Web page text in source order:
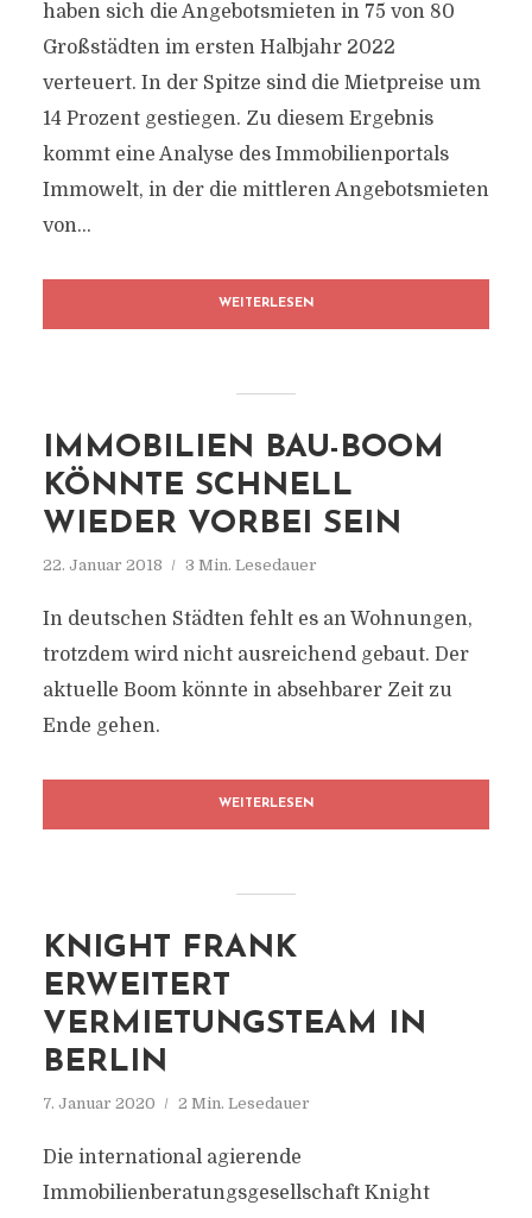
haben sich die Angebotsmieten in 75 von 80
Großstädten im ersten Halbjahr 2022
verteuert. In der Spitze sind die Mietpreise um
14 Prozent gestiegen. Zu diesem Ergebnis
kommt eine Analyse des Immobilienportals
Immowelt, in der die mittleren Angebotsmieten
von...
WEITERLESEN
IMMOBILIEN BAU-BOOM
KÖNNTE SCHNELL
WIEDER VORBEI SEIN
22. Januar 2018 3 Min. Lesedauer
In deutschen Städten fehlt es an Wohnungen,
trotzdem wird nicht ausreichend gebaut. Der
aktuelle Boom könnte in absehbarer Zeit zu
Ende gehen.
WEITERLESEN
KNIGHT FRANK
ERWEITERT
VERMIETUNGSTEAM IN
BERLIN
7. Januar 2020 2 Min. Lesedauer
Die international agierende
Immobilienberatungsgesellschaft Knight